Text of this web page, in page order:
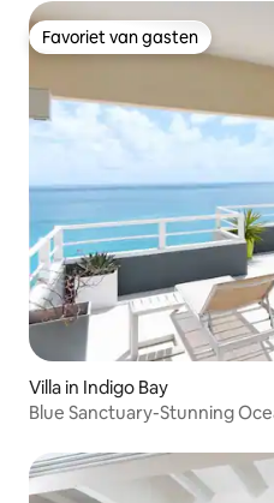
Favoriet van gasten
Favoriet van gasten
Villa in Indigo Bay
Blue Sanctuary-Stunning